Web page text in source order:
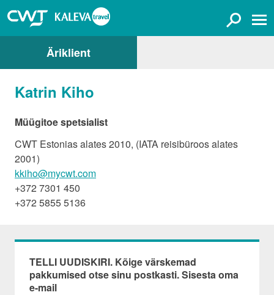
Äriklient
Katrin Kiho
Müügitoe spetsialist
CWT Estonias alates 2010, (IATA reisibüroos alates
2001)
kkiho@mycwt.com
+372 7301 450
+372 5855 5136
TELLI UUDISKIRI. Kõige värskemad
pakkumised otse sinu postkasti. Sisesta oma
e-mail